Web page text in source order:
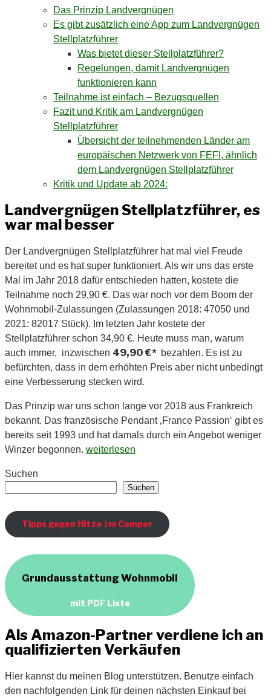
Das Prinzip Landvergnügen
Es gibt zusätzlich eine App zum Landvergnügen
Stellplatzführer
Was bietet dieser Stellplatzführer?
Regelungen, damit Landvergnügen
funktionieren kann
Teilnahme ist einfach – Bezugsquellen
Fazit und Kritik am Landvergnügen
Stellplatzführer
Übersicht der teilnehmenden Länder am
europäischen Netzwerk von FEFI, ähnlich
dem Landvergnügen Stellplatzführer
Kritik und Update ab 2024:
Landvergnügen Stellplatzführer, es
war mal besser
Der Landvergnügen Stellplatzführer hat mal viel Freude
bereitet und es hat super funktioniert. Als wir uns das erste
Mal im Jahr 2018 dafür entschieden hatten, kostete die
Teilnahme noch 29,90 €. Das war noch vor dem Boom der
Wohnmobil-Zulassungen (Zulassungen 2018: 47050 und
2021: 82017 Stück). Im letzten Jahr kostete der
Stellplatzführer schon 34,90 €. Heute muss man, warum
auch immer, inzwischen 49,90 €* bezahlen. Es ist zu
befürchten, dass in dem erhöhten Preis aber nicht unbedingt
eine Verbesserung stecken wird.
Das Prinzip war uns schon lange vor 2018 aus Frankreich
bekannt. Das französische Pendant ‚France Passion‘ gibt es
bereits seit 1993 und hat damals durch ein Angebot weniger
Winzer begonnen. „Landvergnügen
mal
weiterlesen
Suchen
Suchen
Tipps gegen Hitze im Camper
Grundausstattung Wohnmobil
mit PDF Liste
Als Amazon-Partner verdiene ich an
qualifizierten Verkäufen
Hier kannst du meinen Blog unterstützen. Benutze einfach
den nachfolgenden Link für deinen nächsten Einkauf bei